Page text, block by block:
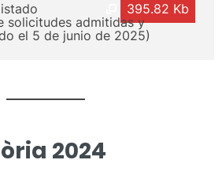
395.82 Kb
solicitudes admitidas y
el 5 de junio de 2025)
2024